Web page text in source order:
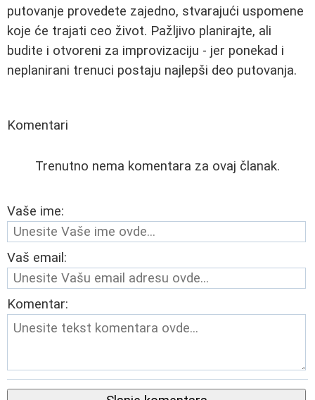
putovanje provedete zajedno, stvarajući uspomene
koje će trajati ceo život. Pažljivo planirajte, ali
budite i otvoreni za improvizaciju - jer ponekad i
neplanirani trenuci postaju najlepši deo putovanja.
Komentari
Trenutno nema komentara za ovaj članak.
Vaše ime:
Vaš email:
Komentar: